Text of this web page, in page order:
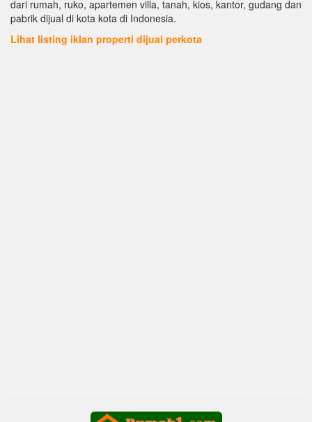
dari rumah, ruko, apartemen villa, tanah, kios, kantor, gudang dan
pabrik dijual di kota kota di Indonesia.
Lihat listing iklan properti dijual perkota